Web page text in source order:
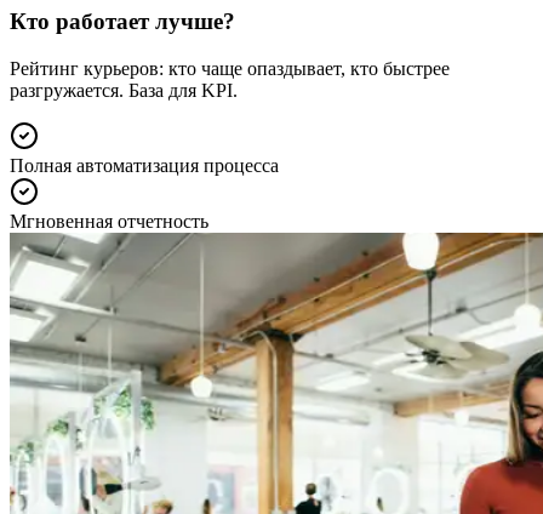
Кто работает лучше?
Рейтинг курьеров: кто чаще опаздывает, кто быстрее
разгружается. База для KPI.
Полная автоматизация процесса
Мгновенная отчетность